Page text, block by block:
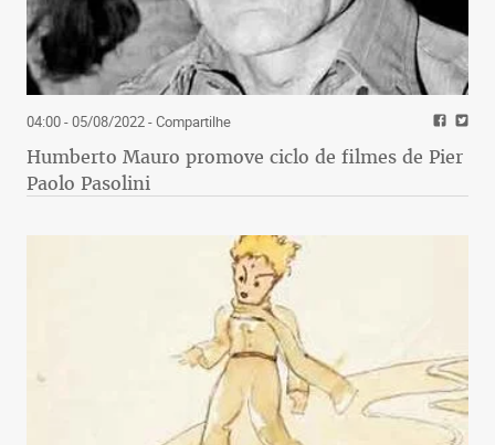
04:00 - 05/08/2022- Compartilhe
Humberto Mauro promove ciclo de filmes de Pier
Paolo Pasolini